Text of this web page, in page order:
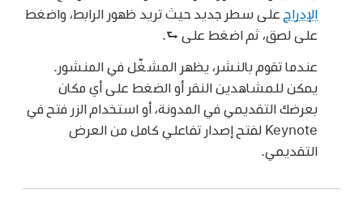
الإدراج على سطر جديد حيث تريد ظهور الرابط، واضغط
على لصق، ثم اضغط على ⮑.
عندما تقوم بالنشر، يظهر المشغّل في المنشور.
يمكن للمشاهدين النقر أو الضغط على أي مكان
بعرضك التقديمي في المدونة، أو استخدام الزر فتح في
Keynote لفتح إصدار تفاعلي كامل من العرض
التقديمي.